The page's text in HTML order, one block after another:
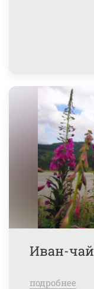
Иван-чай
подробнее